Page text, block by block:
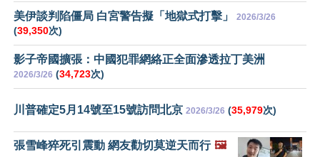
美伊談判陷僵局 白宮警告擬「地獄式打擊」 2026/3/26
(39,350次)
影子帝國擴張：中國犯罪網絡正全面滲透拉丁美洲
2026/3/26 (34,723次)
川普確定5月14號至15號訪問北京 2026/3/26 (35,979次)
張雪峰猝死引震動 網友勸切莫逆天而行 🖼️